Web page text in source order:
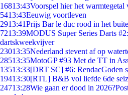
16813:43Voorspel hier het warmtegetal
5413:43Eeuwig voortleven
2913:41Prijs Bar le duc rood in het
7213:39MODUS Super Series Darts
dartskweekvijver
23013:35Nederland stevent af op
28513:35MotoGP #93 Met de TT in
13513:33[DRT SC] #6: RendacGoden
19413:30[RTL] B&B vol liefde 6de
24713:28Wie gaan er dood in